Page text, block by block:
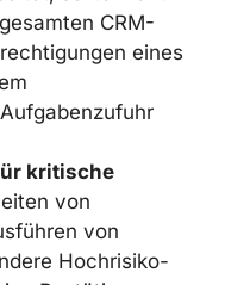
kann.
Zugriffe
Ein Postfach,
sollte
gesamten
der